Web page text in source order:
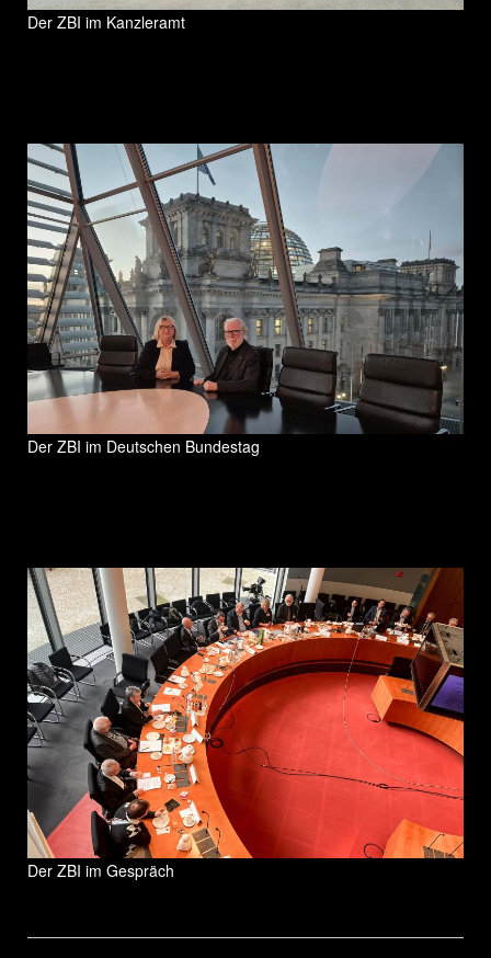
Der ZBI im Kanzleramt
Der ZBI im Deutschen Bundestag
Der ZBI im Gespräch